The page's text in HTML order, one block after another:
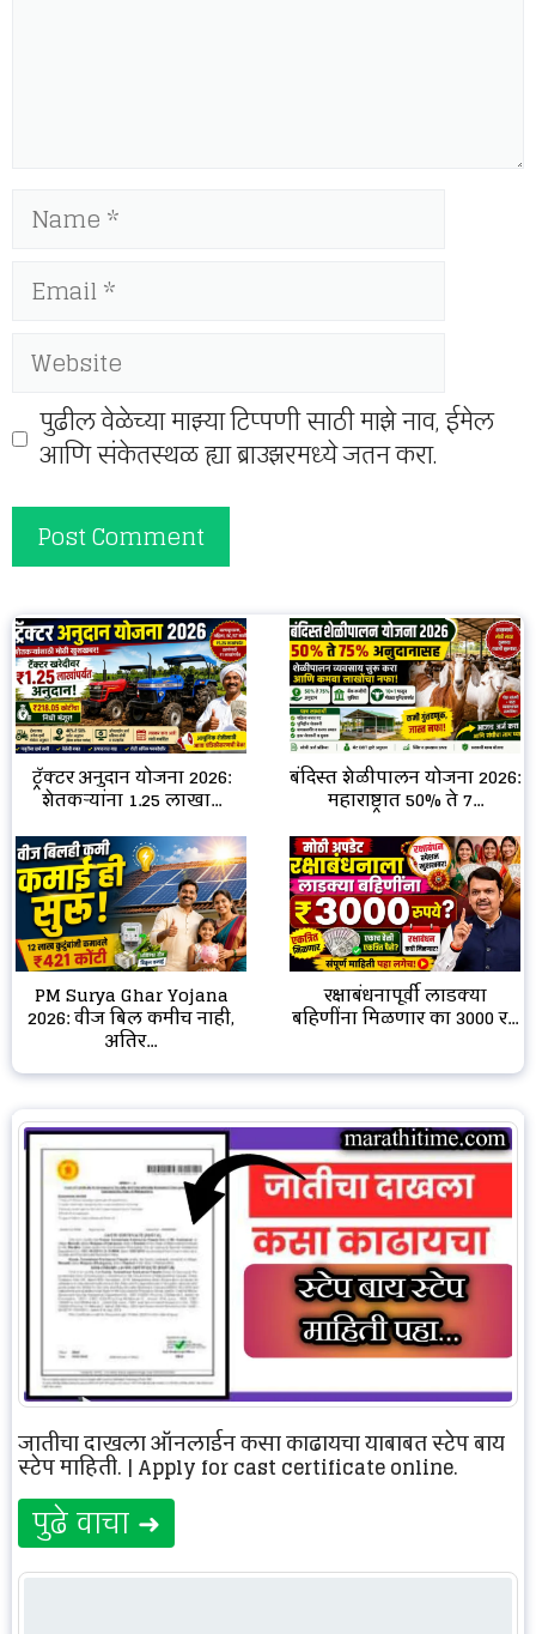
Name
Email
Website
पुढील वेळेच्या माझ्या टिप्पणी साठी माझे नाव, ईमेल
आणि संकेतस्थळ ह्या ब्राउझरमध्ये जतन करा.
ट्रॅक्टर अनुदान योजना 2026:
शेतकऱ्यांना ₹1.25 लाखा...
बंदिस्त शेळीपालन योजना 2026:
महाराष्ट्रात 50% ते 7...
PM Surya Ghar Yojana
2026: वीज बिल कमीच नाही,
अतिर...
रक्षाबंधनापूर्वी लाडक्या
बहिणींना मिळणार का 3000 र...
जातीचा दाखला ऑनलाईन कसा काढायचा याबाबत स्टेप बाय
स्टेप माहिती. | Apply for cast certificate online.
पुढे वाचा ➜